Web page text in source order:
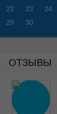
22
23 24
29
30
ОТЗЫВЫ